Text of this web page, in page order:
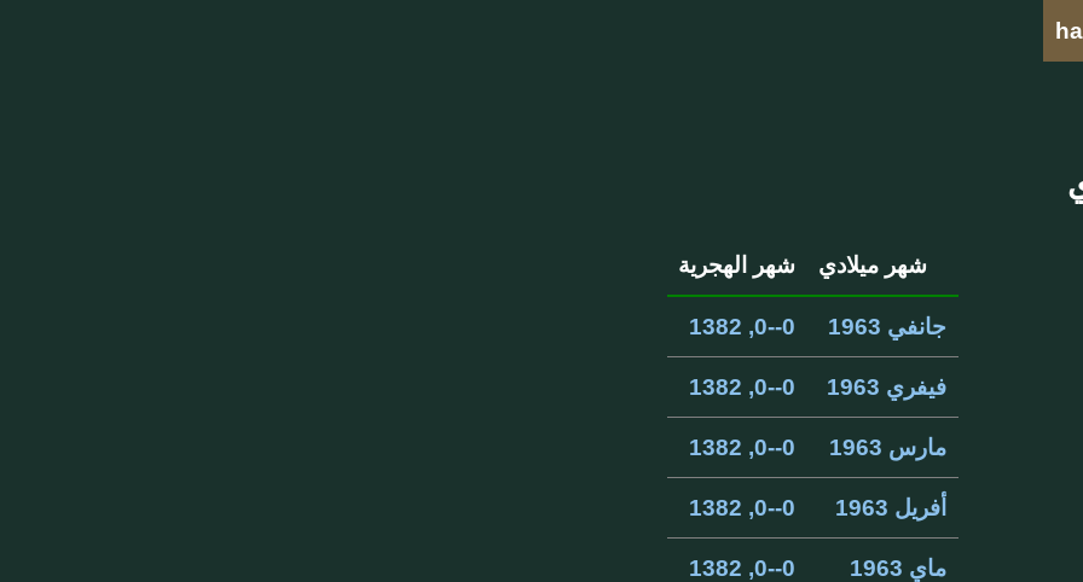
شهر ميلادي شهر الهجرية
جانفي 1963 0--0, 1382
فيفري 1963 0--0, 1382
مارس 1963 0--0, 1382
أفريل 1963 0--0, 1382
ماي 1963 0--0, 1382